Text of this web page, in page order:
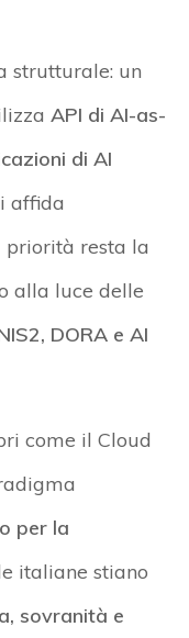
strutturale: un
API di AI-as-
di AI
affida
priorità resta la
alla luce delle
DORA e AI
come il Cloud
per la
italiane stiano
sovranità e